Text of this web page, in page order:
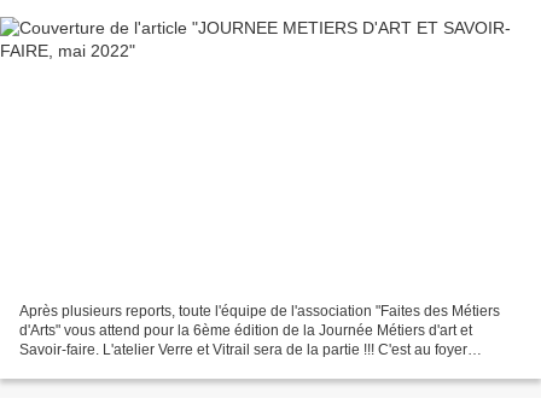
Après plusieurs reports, toute l'équipe de l'association "Faites des Métiers
d'Arts" vous attend pour la 6ème édition de la Journée Métiers d'art et
Savoir-faire. L'atelier Verre et Vitrail sera de la partie !!! C'est au foyer